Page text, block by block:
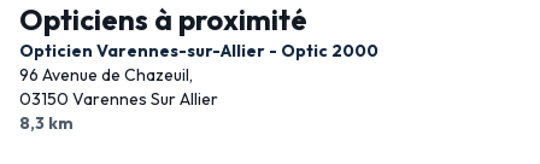
Opticiens à proximité
Opticien Varennes-sur-Allier - Optic 2000
96 Avenue de Chazeuil,
03150 Varennes Sur Allier
8,3 km